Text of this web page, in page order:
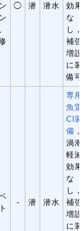
◯ 潜 潜水
効果
な
し，
補強
増設
に装
備可
- 潜 潜水
専用
魚雷
CI装
備 ，
渦潮
軽減
効果
な
し，
補強
増設
に装